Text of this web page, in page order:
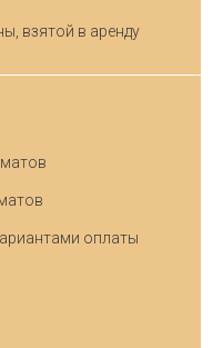
взятой в аренду
оплаты